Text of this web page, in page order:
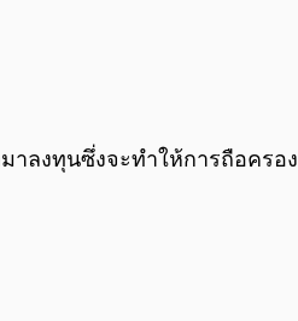
าลงทุนซึ่งจะทำให้การถือครอง